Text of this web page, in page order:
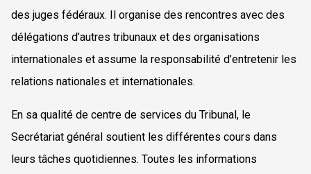
des juges fédéraux. Il organise des rencontres avec des
délégations d’autres tribunaux et des organisations
internationales et assume la responsabilité d’entretenir les
relations nationales et internationales.
En sa qualité de centre de services du Tribunal, le
Secrétariat général soutient les différentes cours dans
leurs tâches quotidiennes. Toutes les informations